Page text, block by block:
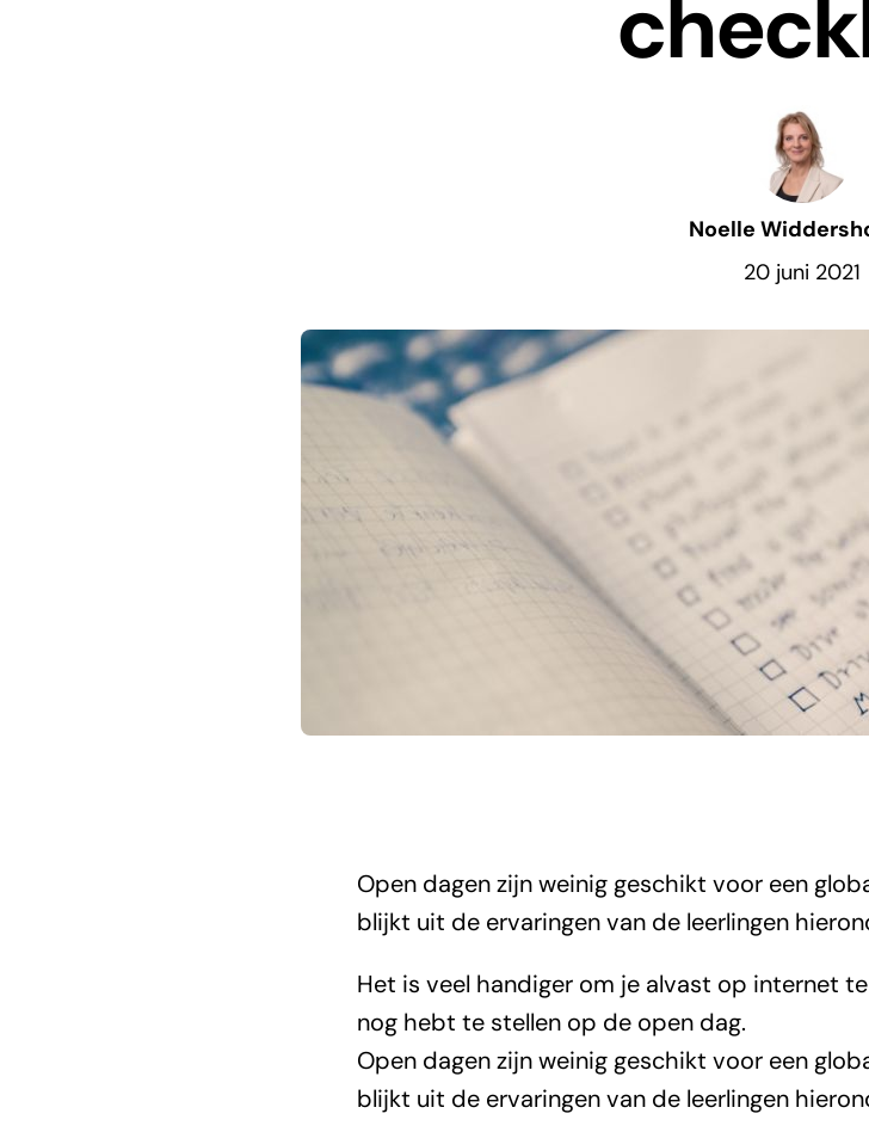
Noelle
20 juni 2021
Open dagen zijn weinig geschikt voor een
blijkt uit de ervaringen van de leerlingen
Dan ga je naar de open dag en dan zetten
voor. Ze geven vaak een veel te mooi
spreken die positief zijn. Dus heb je daar
Open dagen helpen mij niet verder met
alles wel leuk
Het is veel handiger om je alvast op internet
nog hebt te stellen op de open dag.
Open dagen zijn weinig geschikt voor een
blijkt uit de ervaringen van de leerlingen